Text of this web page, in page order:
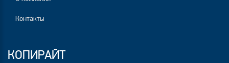
Контакты
КОПИРАЙТ